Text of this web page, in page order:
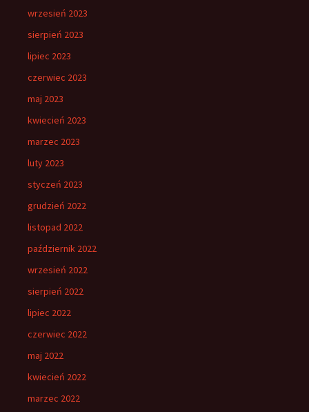
wrzesień 2023
sierpień 2023
lipiec 2023
czerwiec 2023
maj 2023
kwiecień 2023
marzec 2023
luty 2023
styczeń 2023
grudzień 2022
listopad 2022
październik 2022
wrzesień 2022
sierpień 2022
lipiec 2022
czerwiec 2022
maj 2022
kwiecień 2022
marzec 2022